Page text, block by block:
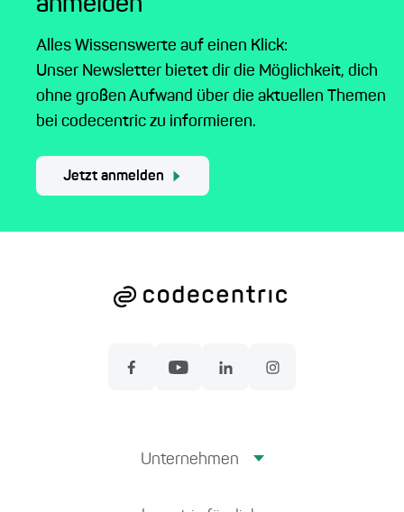
anmelden
Alles Wissenswerte auf einen Klick:
Unser Newsletter bietet dir die Möglichkeit, dich
ohne großen Aufwand über die aktuellen Themen
bei codecentric zu informieren.
Jetzt anmelden
Unternehmen